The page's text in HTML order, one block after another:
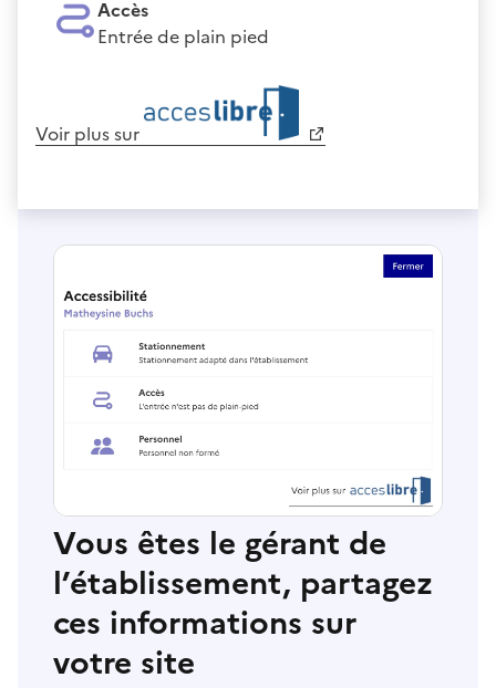
Accès
Entrée de plain pied
Voir plus sur
Vous êtes le gérant de
l’établissement, partagez
ces informations sur
votre site